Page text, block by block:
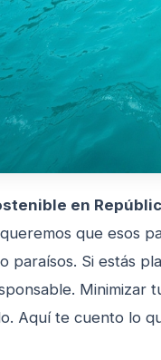
en
que esos
paraísos. Si estás
Minimizar
Aquí te cuento lo